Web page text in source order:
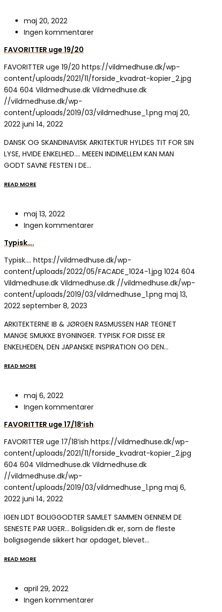
maj 20, 2022
Ingen kommentarer
FAVORITTER uge 19/20
FAVORITTER uge 19/20 https://vildmedhuse.dk/wp-
content/uploads/2021/11/forside_kvadrat-kopier_2.jpg
604 604 Vildmedhuse.dk Vildmedhuse.dk
//vildmedhuse.dk/wp-
content/uploads/2019/03/vildmedhuse_1.png maj 20,
2022 juni 14, 2022
DANSK OG SKANDINAVISK ARKITEKTUR HYLDES TIT FOR SIN
LYSE, HVIDE ENKELHED…. MEEEN INDIMELLEM KAN MAN
GODT SAVNE FESTEN I DE…
READ MORE
maj 13, 2022
Ingen kommentarer
Typisk….
Typisk…. https://vildmedhuse.dk/wp-
content/uploads/2022/05/FACADE_1024-1.jpg 1024 604
Vildmedhuse.dk Vildmedhuse.dk //vildmedhuse.dk/wp-
content/uploads/2019/03/vildmedhuse_1.png maj 13,
2022 september 8, 2023
ARKITEKTERNE IB & JØRGEN RASMUSSEN HAR TEGNET
MANGE SMUKKE BYGNINGER. TYPISK FOR DISSE ER
ENKELHEDEN, DEN JAPANSKE INSPIRATION OG DEN…
READ MORE
maj 6, 2022
Ingen kommentarer
FAVORITTER uge 17/18’ish
FAVORITTER uge 17/18’ish https://vildmedhuse.dk/wp-
content/uploads/2021/11/forside_kvadrat-kopier_2.jpg
604 604 Vildmedhuse.dk Vildmedhuse.dk
//vildmedhuse.dk/wp-
content/uploads/2019/03/vildmedhuse_1.png maj 6,
2022 juni 14, 2022
IGEN LIDT BOLIGGODTER SAMLET SAMMEN GENNEM DE
SENESTE PAR UGER… Boligsiden.dk er, som de fleste
boligsøgende sikkert har opdaget, blevet…
READ MORE
april 29, 2022
Ingen kommentarer